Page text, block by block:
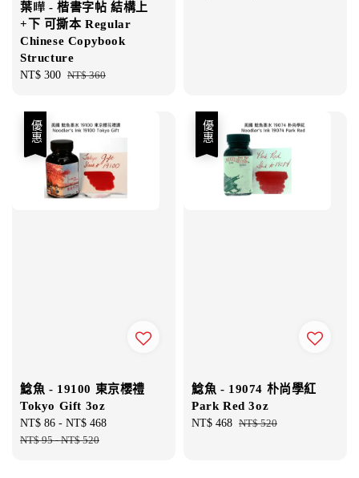
葉曄 - 楷書字帖 結構上
+下 可撕本 Regular
Chinese Copybook
Structure
Sale
NT$ 300 Regular
NT$ 360
優惠
鯰魚 - 19100 東京櫻禮
Tokyo Gift 3oz
Sale
price
NT$ 86 - NT$ 468
NT$ 95-NT$ 520
優惠
鯰魚 - 19074 朴尚學紅
Park Red 3oz
Sale
NT$ 468 Regular
NT$ 520